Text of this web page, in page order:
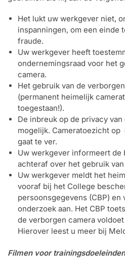
Het lukt uw werkgever niet,
inspanningen, om een einde
fraude.
Uw werkgever heeft
ondernemingsraad voor het
camera.
Het gebruik van de
(permanent heimelijk
toegestaan!).
De inbreuk op de privacy
mogelijk. Cameratoezicht
gaat te ver.
Uw werkgever informeert de
achteraf over het gebruik
Uw werkgever meldt het
vooraf bij het College
persoonsgegevens (CBP) en
onderzoek aan. Het CBP
de verborgen camera
Hierover leest u meer bij
Filmen voor